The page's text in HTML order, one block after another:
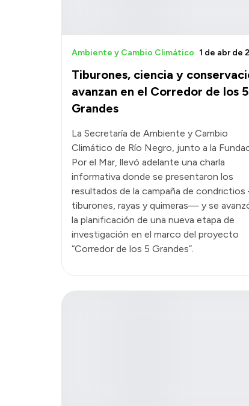
Tiburones, ciencia y
avanzan en el Corredor de los 5
Grandes
Ambiente y Cambio Climático 1 de abr de
La Secretaría de Ambiente y Cambio
Climático de Río Negro, junto a la
Por el Mar, llevó adelante una charla
informativa donde se presentaron los
resultados de la campaña de
tiburones, rayas y quimeras— y se
la planificación de una nueva etapa de
investigación en el marco del proyecto
“Corredor de los 5 Grandes”.